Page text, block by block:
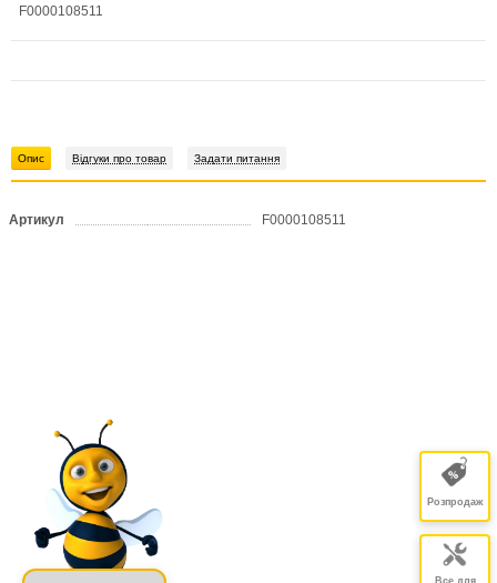
F0000108511
Опис Відгуки про товар Задати питання
Артикул F0000108511
Розпродаж
Все для